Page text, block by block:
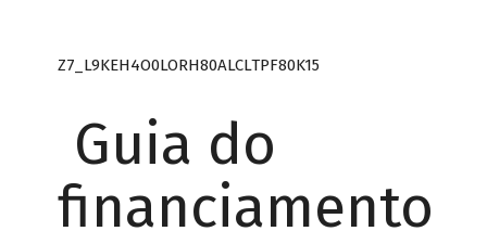
Z7_L9KEH4O0LORH80ALCLTPF80K15
Guia do
financiamento